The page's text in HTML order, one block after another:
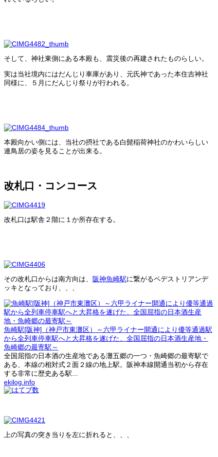
そして、神社東側にある本殿も、震災後の再建されたものらしい。
実は当社境内にはだんじり車庫があり、元氏神であった本住吉神社
同様に、５月にだんじり祭りが行われる。
本殿向かい側には、当社の摂社である白髭稲荷神社のかわいらしい
連鳥居の姿を見ることが出来る。
改札口・コンコース
改札口は駅舎２階に１か所存在する。
その改札口からは南方向は、 阪神魚崎駅に繋がるペデストリアンデ
ッキとなっており、、、
魚崎駅[阪神]（神戸市東灘区）～六甲ライナー開通により優等通過駅
から全列車停車駅へと大昇格を遂げた、全国屈指の日本酒生産地・
魚崎郷の最寄駅～
全国屈指の日本酒の生産地である灘五郷の一つ・魚崎郷の最寄駅で
ある、本線の相対式２面２線の地上駅。阪神本線開通当初から存在
する非常に歴史ある駅...
ekilog.info
上の写真の突き当りを左に折れると、、、